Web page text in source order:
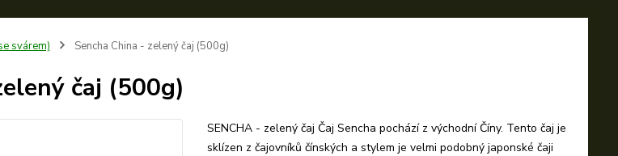
svárem) Sencha China - zelený čaj (500g)
čaj (500g)
SENCHA - zelený čaj Čaj Sencha pochází z východní Číny. Tento čaj je
sklízen z čajovníků čínských a stylem je velmi podobný japonské čaji